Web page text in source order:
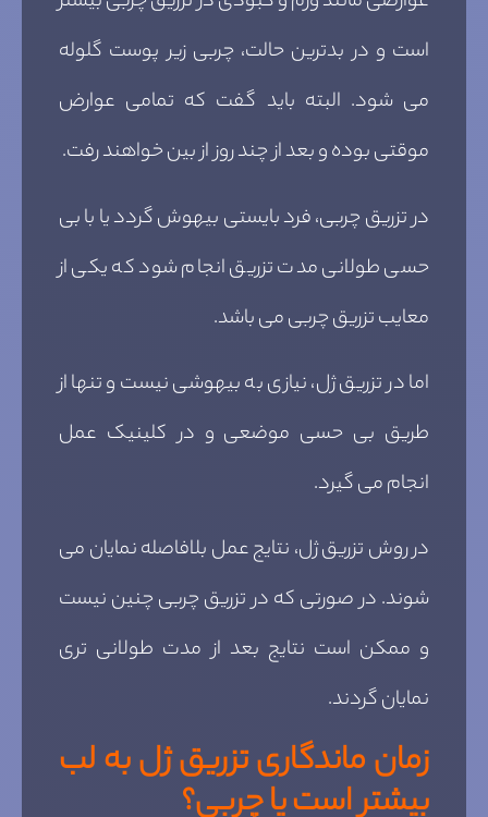
است و در بدترین حالت، چربی زیر پوست گلوله
می شود. البته باید گفت که تمامی عوارض
موقتی بوده و بعد از چند روز از بین خواهند رفت.
در تزریق چربی، فرد بایستی بیهوش گردد یا با بی
حسی طولانی مدت تزریق انجام شود که یکی از
معایب تزریق چربی می باشد.
اما در تزریق ژل، نیازی به بیهوشی نیست و تنها از
طریق بی حسی موضعی و در کلینیک عمل
انجام می گیرد.
در روش تزریق ژل، نتایج عمل بلافاصله نمایان می
شوند. در صورتی که در تزریق چربی چنین نیست
و ممکن است نتایج بعد از مدت طولانی تری
نمایان گردند.
زمان ماندگاری تزریق ژل به لب
بیشتر است یا چربی؟